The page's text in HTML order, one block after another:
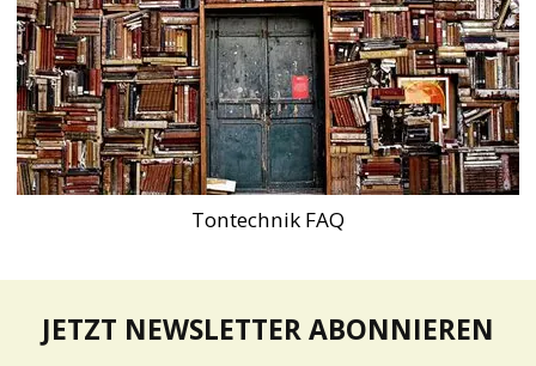
Tontechnik FAQ
JETZT NEWSLETTER ABONNIEREN